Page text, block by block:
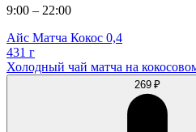
9:00 – 22:00
Айс Матча Кокос 0,4
431 г
Холодный чай матча на
269 ₽